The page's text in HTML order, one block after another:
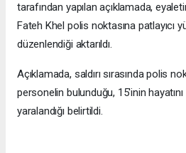
tarafından yapılan açıklamada,
Fateh Khel polis noktasına patlayıcı
düzenlendiği aktarıldı.
Açıklamada, saldırı sırasında polis
personelin bulunduğu, 15'inin
yaralandığı belirtildi.